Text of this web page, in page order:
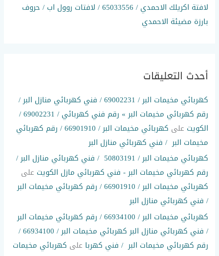
لافتة اكريلك الاحمدي / 65033556 / لافتات روول اب / حروف
بارزة مضيئة الاحمدي
أحدث التعليقات
كهربائي مخيمات البر / 69002231 / فني كهربائي منازل البر /
رقم كهربائي مخيمات البر » رقم فني كهربائي / 69002231 /
الكويت على
كهربائي مخيمات البر / 66901910 / رقم كهربائي
مخيمات البر / فني كهربائي منازل البر
كهربائي مخيمات البر / 50803191 / فني كهربائي منازل البر /
رقم كهربائي مخيمات البر - فني كهربائي مازل الكويت على
كهربائي مخيمات البر / 66901910 / رقم كهربائي مخيمات البر
/ فني كهربائي منازل البر
كهربائي مخيمات البر / 66934100 / رقم كهربائي مخيمات البر
/ فني كهربائي منازل البر كهربائي مخيمات البر / 66934100 /
رقم كهربائي مخيمات البر / فني كهربا على كهربائي مخيمات